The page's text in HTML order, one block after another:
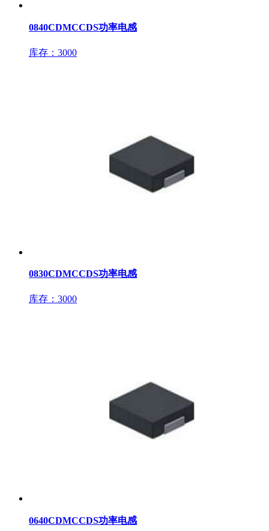
0840CDMCCDS功率电感
库存：3000
0830CDMCCDS功率电感
库存：3000
0640CDMCCDS功率电感